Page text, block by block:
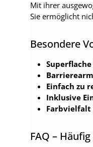
Mit ihrer
Sie ermöglicht
Besondere
Einfach zu
Inklusive
Farbvielfalt
FAQ –